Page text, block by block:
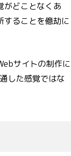
がどことなくあ
することを億劫に
サイトの制作に
した感覚ではな